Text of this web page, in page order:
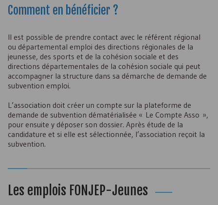
Comment en bénéficier ?
Il est possible de prendre contact avec le référent régional
ou départemental emploi des directions régionales de la
jeunesse, des sports et de la cohésion sociale et des
directions départementales de la cohésion sociale qui peut
accompagner la structure dans sa démarche de demande de
subvention emploi.
L’association doit créer un compte sur la plateforme de
demande de subvention dématérialisée « Le Compte Asso »,
pour ensuite y déposer son dossier. Après étude de la
candidature et si elle est sélectionnée, l’association reçoit la
subvention.
Les emplois FONJEP-Jeunes